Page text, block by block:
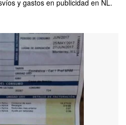
y gastos en publicidad en NL.